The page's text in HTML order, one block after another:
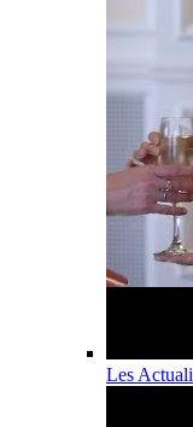
Les